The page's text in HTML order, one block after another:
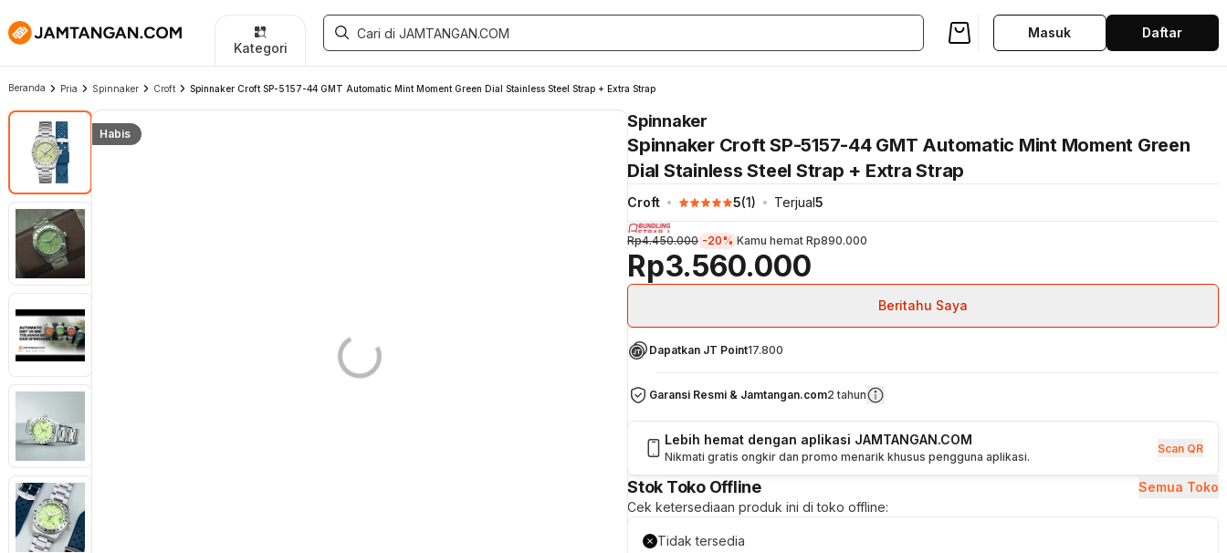
Kategori
Masuk Daftar
Beranda Pria Spinnaker Croft Spinnaker Croft SP-5157-44 GMT Automatic Mint Moment Green Dial Stainless Steel Strap + Extra Strap
Habis
Spinnaker
Spinnaker Croft SP-5157-44 GMT Automatic Mint Moment Green
Dial Stainless Steel Strap + Extra Strap
Croft 5(1) Terjual5
Rp3.560.000
Rp4.450.000 -20% Kamu hemat Rp890.000
Beritahu Saya
Dapatkan JT Point17.800
Garansi Resmi & Jamtangan.com2 tahun
Lebih hemat dengan aplikasi JAMTANGAN.COM
Nikmati gratis ongkir dan promo menarik khusus pengguna aplikasi.
Scan QR
Stok Toko Offline
Semua Toko
Cek ketersediaan produk ini di toko offline:
Tidak tersedia